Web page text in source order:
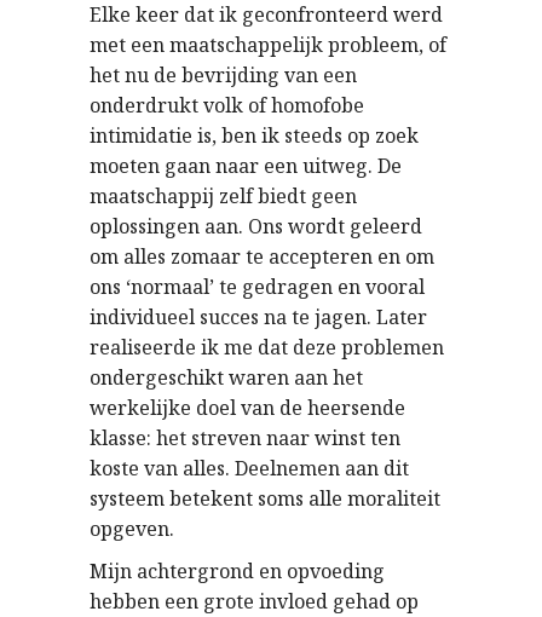
Elke keer dat ik geconfronteerd werd
met een maatschappelijk probleem, of
het nu de bevrijding van een
onderdrukt volk of homofobe
intimidatie is, ben ik steeds op zoek
moeten gaan naar een uitweg. De
maatschappij zelf biedt geen
oplossingen aan. Ons wordt geleerd
om alles zomaar te accepteren en om
ons ‘normaal’ te gedragen en vooral
individueel succes na te jagen. Later
realiseerde ik me dat deze problemen
ondergeschikt waren aan het
werkelijke doel van de heersende
klasse: het streven naar winst ten
koste van alles. Deelnemen aan dit
systeem betekent soms alle moraliteit
opgeven.
Mijn achtergrond en opvoeding
hebben een grote invloed gehad op